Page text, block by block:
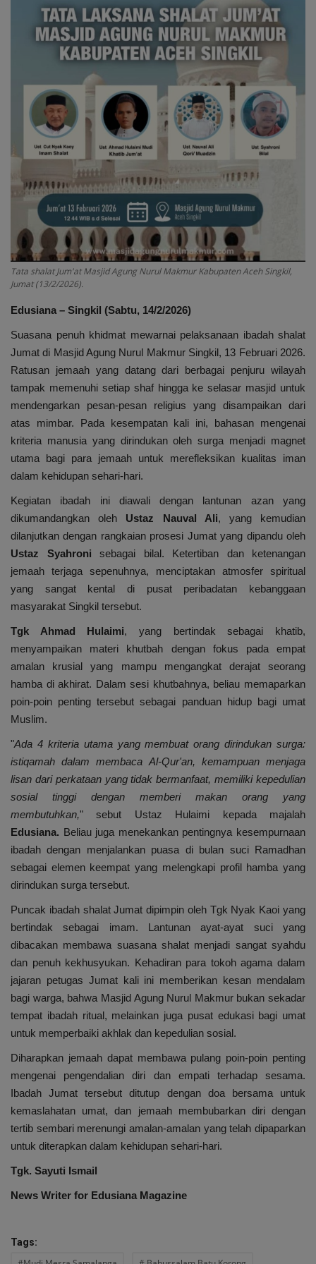
Cerpen
Cerita Anak
Resensi
Reportase
Audiobook
Tata shalat Jum'at Masjid Agung Nurul Makmur Kabupaten Aceh Singkil,
Jumat (13/2/2026).
Edusiana – Singkil (Sabtu, 14/2/2026)
Suasana penuh khidmat mewarnai pelaksanaan ibadah shalat
Jumat di Masjid Agung Nurul Makmur Singkil, 13 Februari 2026.
Ratusan jemaah yang datang dari berbagai penjuru wilayah
tampak memenuhi setiap shaf hingga ke selasar masjid untuk
mendengarkan pesan-pesan religius yang disampaikan dari
atas mimbar. Pada kesempatan kali ini, bahasan mengenai
kriteria manusia yang dirindukan oleh surga menjadi magnet
utama bagi para jemaah untuk merefleksikan kualitas iman
dalam kehidupan sehari-hari.
Kegiatan ibadah ini diawali dengan lantunan azan yang
dikumandangkan oleh Ustaz Nauval Ali, yang kemudian
dilanjutkan dengan rangkaian prosesi Jumat yang dipandu oleh
Ustaz Syahroni sebagai bilal. Ketertiban dan ketenangan
jemaah terjaga sepenuhnya, menciptakan atmosfer spiritual
yang sangat kental di pusat peribadatan kebanggaan
masyarakat Singkil tersebut.
Tgk Ahmad Hulaimi, yang bertindak sebagai khatib,
menyampaikan materi khutbah dengan fokus pada empat
amalan krusial yang mampu mengangkat derajat seorang
hamba di akhirat. Dalam sesi khutbahnya, beliau memaparkan
poin-poin penting tersebut sebagai panduan hidup bagi umat
Muslim.
"Ada 4 kriteria utama yang membuat orang dirindukan surga:
istiqamah dalam membaca Al-Qur'an, kemampuan menjaga
lisan dari perkataan yang tidak bermanfaat, memiliki kepedulian
sosial tinggi dengan memberi makan orang yang
membutuhkan," sebut Ustaz Hulaimi kepada majalah
Edusiana. Beliau juga menekankan pentingnya kesempurnaan
ibadah dengan menjalankan puasa di bulan suci Ramadhan
sebagai elemen keempat yang melengkapi profil hamba yang
dirindukan surga tersebut.
Puncak ibadah shalat Jumat dipimpin oleh Tgk Nyak Kaoi yang
bertindak sebagai imam. Lantunan ayat-ayat suci yang
dibacakan membawa suasana shalat menjadi sangat syahdu
dan penuh kekhusyukan. Kehadiran para tokoh agama dalam
jajaran petugas Jumat kali ini memberikan kesan mendalam
bagi warga, bahwa Masjid Agung Nurul Makmur bukan sekadar
tempat ibadah ritual, melainkan juga pusat edukasi bagi umat
untuk memperbaiki akhlak dan kepedulian sosial.
Diharapkan jemaah dapat membawa pulang poin-poin penting
mengenai pengendalian diri dan empati terhadap sesama.
Ibadah Jumat tersebut ditutup dengan doa bersama untuk
kemaslahatan umat, dan jemaah membubarkan diri dengan
tertib sembari merenungi amalan-amalan yang telah dipaparkan
untuk diterapkan dalam kehidupan sehari-hari.
Tgk. Sayuti Ismail
News Writer for Edusiana Magazine
Tags: